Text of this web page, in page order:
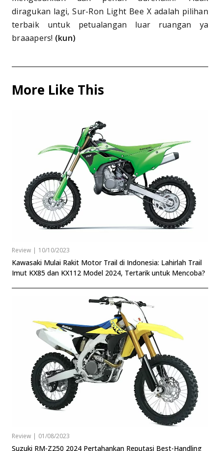
diragukan lagi, Sur-Ron Light Bee X adalah pilihan
terbaik untuk petualangan luar ruangan ya
braaapers! (kun)
More Like This
Review | 10/10/2023
Kawasaki Mulai Rakit Motor Trail di Indonesia: Lahirlah Trail
Imut KX85 dan KX112 Model 2024, Tertarik untuk Mencoba?
Review | 01/08/2023
Suzuki RM-Z250 2024 Pertahankan Reputasi Best-Handling